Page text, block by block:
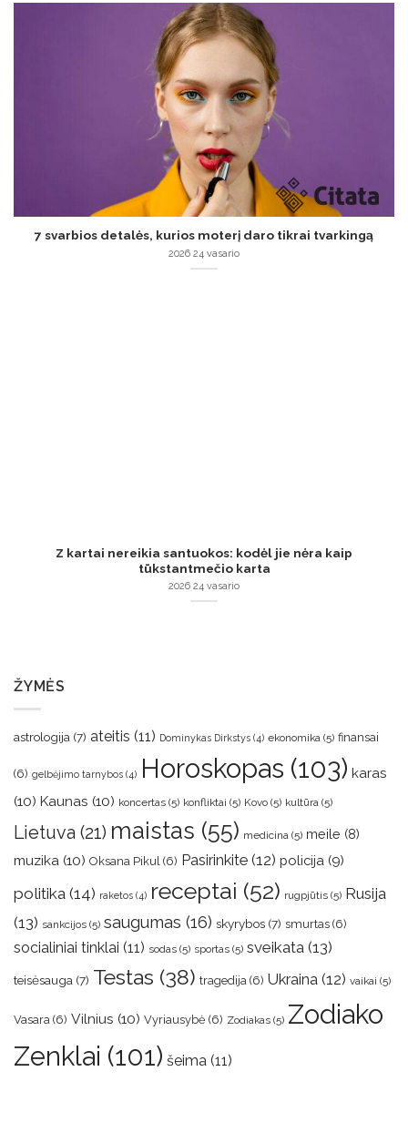
7 svarbios detalės, kurios moterį daro tikrai tvarkingą
2026 24 vasario
Z kartai nereikia santuokos: kodėl jie nėra kaip
tūkstantmečio karta
2026 24 vasario
ŽYMĖS
astrologija (7) ateitis (11) Dominykas Dirkstys (4) ekonomika (5) finansai
(6) gelbėjimo tarnybos (4) Horoskopas (103) karas
(10) Kaunas (10) koncertas (5) konfliktai (5) Kovo (5) kultūra (5)
Lietuva (21) maistas (55) medicina (5) meile (8)
muzika (10) Oksana Pikul (6) Pasirinkite (12) policija (9)
politika (14) raketos (4) receptai (52) rugpjūtis (5) Rusija
(13) sankcijos (5) saugumas (16) skyrybos (7) smurtas (6)
socialiniai tinklai (11) sodas (5) sportas (5) sveikata (13)
teisėsauga (7) Testas (38) tragedija (6) Ukraina (12) vaikai (5)
Vasara (6) Vilnius (10) Vyriausybė (6) Zodiakas (5) Zodiako
Zenklai (101) šeima (11)